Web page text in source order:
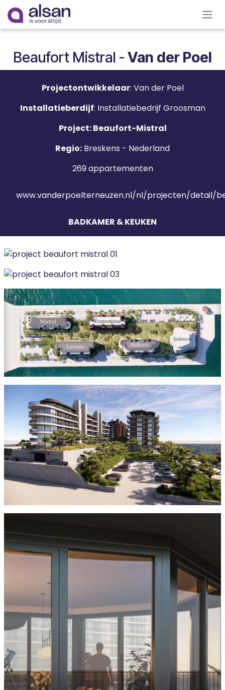
Overslaan naar inhoud
Beaufort Mistral - Van der Poel
Projectontwikkelaar: Van der Poel
Installatieberdijf: Installatiebedrijf Groosman
Project: Beaufort-Mistral
Regio: Breskens - Nederland
269 appartementen
www.vanderpoelterneuzen.nl/nl/projecten/detail/
BADKAMER & KEUKEN